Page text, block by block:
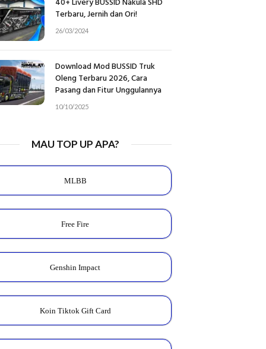
Terbaru, Jernih dan Ori!
26/03/2024
Download Mod BUSSID Truk
Oleng Terbaru 2026, Cara
Pasang dan Fitur Unggulannya
10/10/2025
MAU TOP UP APA?
MLBB
Free Fire
Genshin Impact
Koin Tiktok Gift Card